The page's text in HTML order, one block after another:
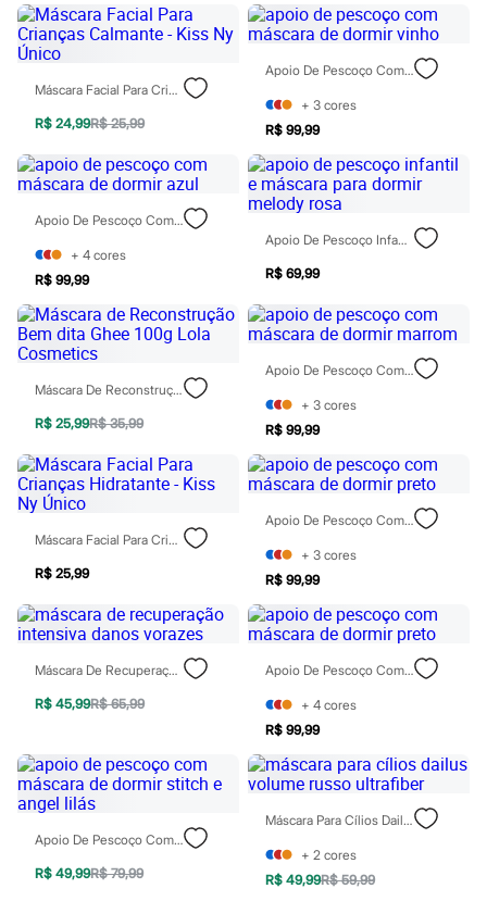
Shorts e Saias
Vestidos
Masculino
Dia dos Pais
Inverno
Novidades
Roupas
Bermudas
Camisas
Calças
Camisetas e Regatas
Casacos e Jaquetas
Jeans
Polos
Acessórios
Bolsas e Mochilas
Chapéus e Bonés
Cintos
Carteiras
Relógios
Botas
Chinelos
Sapatos
Tênis
Moda esportiva
Acessórios
Bermudas
Camisetas
Calças
Calçados
Regatas
Moda íntima
Cuecas
Pijamas
Moda praia
Personagens
Plus size
Blusas e Camisetas
Calças
Camisas
Máscara Facial Para Crianças Calmante - Kiss Ny Único
R$ 24,99R$ 25,99
Apoio De Pescoço Com Máscara De Dormir Vinho
+ 3 cores
R$ 99,99
Apoio De Pescoço Com Máscara De Dormir Azul
+ 4 cores
R$ 99,99
Apoio De Pescoço Infantil E Máscara Para Dormir Melody Rosa
R$ 69,99
Máscara De Reconstrução Bem Dita Ghee 100g Lola Cosmetics
R$ 25,99R$ 35,99
Apoio De Pescoço Com Máscara De Dormir Marrom
+ 3 cores
R$ 99,99
Máscara Facial Para Crianças Hidratante - Kiss Ny Único
R$ 25,99
Apoio De Pescoço Com Máscara De Dormir Preto
+ 3 cores
R$ 99,99
Máscara De Recuperação Intensiva Danos Vorazes
R$ 45,99R$ 65,99
Apoio De Pescoço Com Máscara De Dormir Preto
+ 4 cores
R$ 99,99
Apoio De Pescoço Com Máscara De Dormir Stitch E Angel Lilás
R$ 49,99R$ 79,99
Máscara Para Cílios Dailus Volume Russo Ultrafiber
+ 2 cores
R$ 49,99R$ 59,99